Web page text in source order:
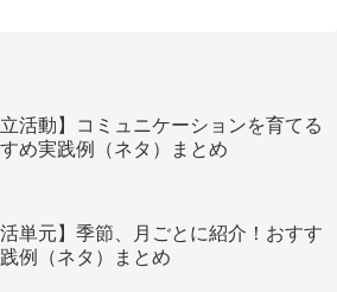
立活動】コミュニケーションを育てる
め実践例（ネタ）まとめ
活単元】季節、月ごとに紹介！おすす
例（ネタ）まとめ